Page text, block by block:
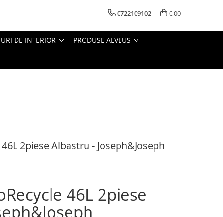
0722109102 0,00
DE INTERIOR PRODUSE ALVEUS
2piese Albastru - Joseph&Joseph
46L 2piese